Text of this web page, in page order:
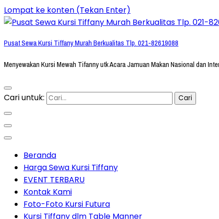
Lompat ke konten (Tekan Enter)
Pusat Sewa Kursi Tiffany Murah Berkualitas Tlp. 021-82619088
Menyewakan Kursi Mewah Tifanny utk Acara Jamuan Makan Nasional dan
Cari untuk:
Beranda
Harga Sewa Kursi Tiffany
EVENT TERBARU
Kontak Kami
Foto-Foto Kursi Futura
Kursi Tiffany dlm Table Manner